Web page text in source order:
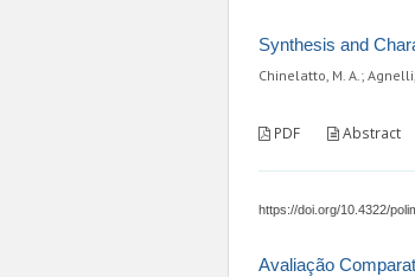
Synthesis and
Chinelatto, M. A.;
PDF Abstract
https://doi.org/10.4322/
Avaliação